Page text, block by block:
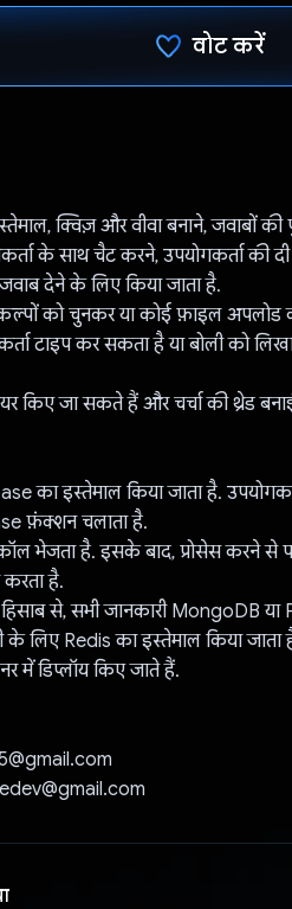
वोट करें
क्विज़ और वीवा बनाने, जवाबों
के साथ चैट करने, उपयोगकर्ता
देने के लिए किया जाता है.
को चुनकर या कोई फ़ाइल अपलोड
टाइप कर सकता है या बोली को
किए जा सकते हैं और चर्चा की थ्रेड
का इस्तेमाल किया जाता है.
फ़ंक्शन चलाता है.
भेजता है. इसके बाद, प्रोसेस करने
है.
से, सभी जानकारी MongoDB
लिए Redis का इस्तेमाल किया जाता
में डिप्लॉय किए जाते हैं.